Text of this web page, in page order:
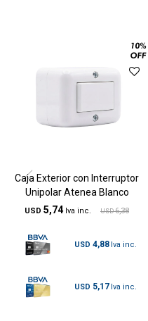
Caja Exterior con Interruptor
Unipolar Atenea Blanco
USD 5,74 USD 6,38
USD 4,88
USD 5,17